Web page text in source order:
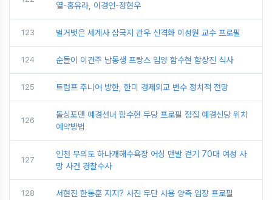
열-홍유라, 이경언-정현우
123 벌거벗은 세계사 삼국지 관우 신격화 이성원 교수 프로필
124 순돌이 이건주 남동생 프랑스 입양 함수현 함상진 식사
125 트럼프 주니어 방한, 한미 경제외교 변수 정치적 전망
126
돌싱포맨 예경선녀 함수현 무당 프로필 점집 예경신당 위치
예약방법
127
인천 무의도 하나개해수욕장 어싱 맨발 걷기 70대 여성 사
망 사건 경찰수사
128 서현진 한동훈 지지? 사진 무단 사용 양측 입장 프로필